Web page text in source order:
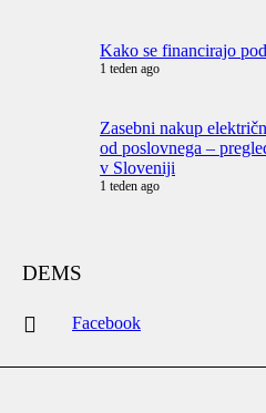
Kako se financirajo
1 teden ago
Zasebni nakup
od poslovnega –
v Sloveniji
1 teden ago
DEMS
Facebook